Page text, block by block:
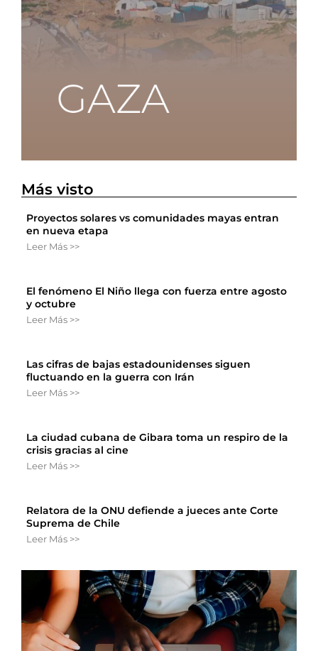
Más visto
Proyectos solares vs comunidades mayas entran
en nueva etapa
Leer Más >>
El fenómeno El Niño llega con fuerza entre agosto
y octubre
Leer Más >>
Las cifras de bajas estadounidenses siguen
fluctuando en la guerra con Irán
Leer Más >>
La ciudad cubana de Gibara toma un respiro de la
crisis gracias al cine
Leer Más >>
Relatora de la ONU defiende a jueces ante Corte
Suprema de Chile
Leer Más >>